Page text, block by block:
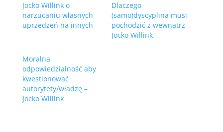
Jocko Willink o
narzucaniu własnych
uprzedzeń na innych
Dlaczego
(samo)dyscyplina musi
pochodzić z wewnątrz –
Jocko Willink
Moralna
odpowiedzialność aby
kwestionować
autorytety/władzę –
Jocko Willink